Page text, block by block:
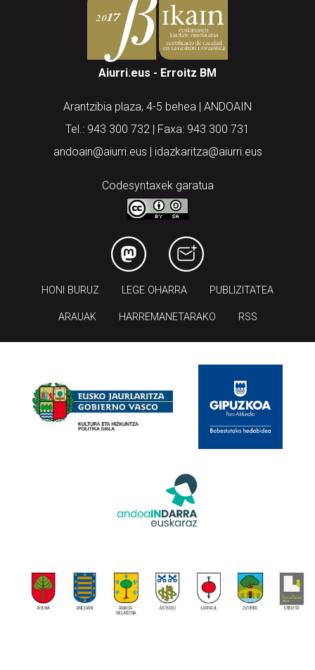
Aiurri.eus - Erroitz BM
Arantzibia plaza, 4-5 behea | ANDOAIN
Tel.: 943 300 732 | Faxa: 943 300 731
andoain@aiurri.eus | idazkaritza@aiurri.eus
Codesyntaxek garatua
HONI BURUZ LEGE OHARRA PUBLIZITATEA
ARAUAK HARREMANETARAKO RSS